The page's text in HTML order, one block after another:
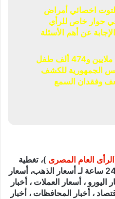
اخصائي أمراض
في حوار خاص للرأي
عن أهم الأسئلة
الصحة: فحص 5 ملايين و474 ألف طفل
الجمهورية للكشف
وفقدان السمع
الرأى العام المصرى )، تغطية
ورصدًا مستمرًّا على مدار الـ 24 ساعة لـ أسعار الذهب، أسعار
اليورو ، أسعار العملات ، أخبار
، أخبار المحافظات ، أخبار